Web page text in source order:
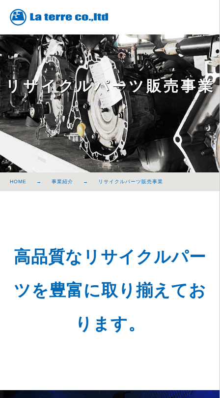
リサイクルパーツ販売事業
HOME 事業紹介 リサイクルパーツ販売事業
高品質なリサイクルパー
ツを豊富に取り揃えてお
ります。